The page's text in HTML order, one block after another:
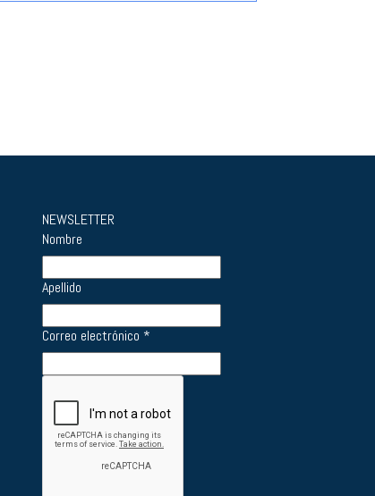
NEWSLETTER
Nombre
Apellido
Correo electrónico *